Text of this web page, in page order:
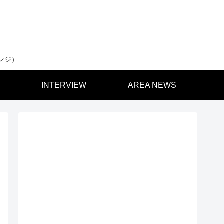
）
INTERVIEW AREA NEWS